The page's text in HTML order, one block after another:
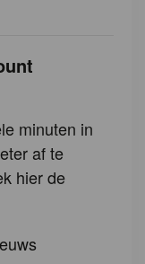
minuten in
af te
hier de